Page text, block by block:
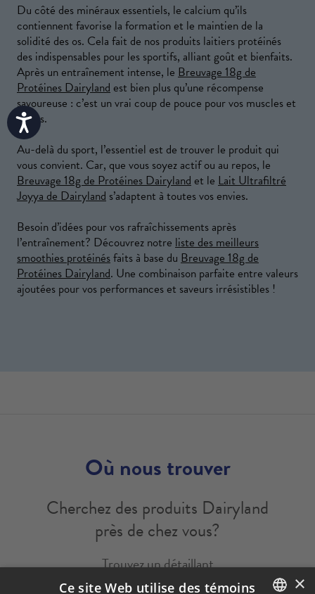
Accessibility
Du côté des minéraux essentiels, le calcium qu’ils
contiennent favorise la formation et le maintien de la
solidité des os. Cela fait de nos produits laitiers protéinés
des indispensables pour les sportifs, alliant goût et bienfaits.
Après un entraînement intense, le Breuvage 18g de
Protéines Dairyland est bien plus qu’une récompense
savoureuse : c’est un vrai coup de pouce pour vos muscles et
vos os.
Au-delà du sport, l’essentiel est de trouver le produit qui
vous convient. Car, que vous soyez actif ou au repos, le
Breuvage 18g de Protéines Dairyland et le Lait Ultrafiltré
Joyya de Dairyland s’adaptent à toutes vos envies.
Besoin d’idées pour vos rafraîchissements après
l’entraînement? Découvrez notre liste des meilleurs
smoothies protéinésfaits à base du Breuvage 18g de
Protéines Dairyland. Une combinaison parfaite entre valeurs
ajoutées pour vos performances et saveurs irrésistibles !
Où nous trouver
Cherchez des produits Dairyland
près de chez vous?
Trouvez un détaillant
×
Ce site Web utilise des témoins